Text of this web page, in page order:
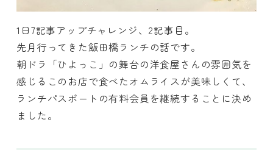
1日7記事アップチャレンジ、2記事目。
先月行ってきた飯田橋ランチの話です。
朝ドラ「ひよっこ」の舞台の洋食屋さんの雰囲気を
感じるこのお店で食べたオムライスが美味しくて、
ランチパスポートの有料会員を継続することに決め
ました。